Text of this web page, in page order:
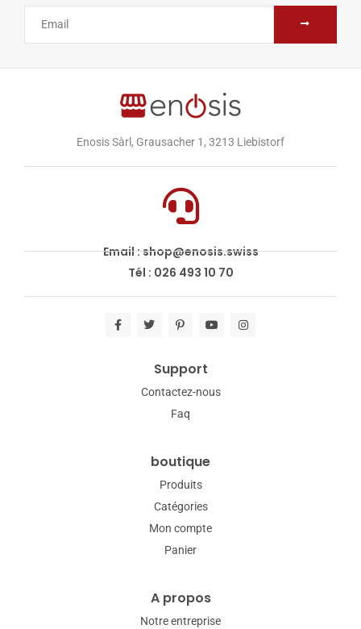
Enosis Sàrl, Grausacher 1, 3213 Liebistorf
Email : shop@enosis.swiss
Tél : 026 493 10 70
Support
Contactez-nous
Faq
boutique
Produits
Catégories
Mon compte
Panier
A propos
Notre entreprise